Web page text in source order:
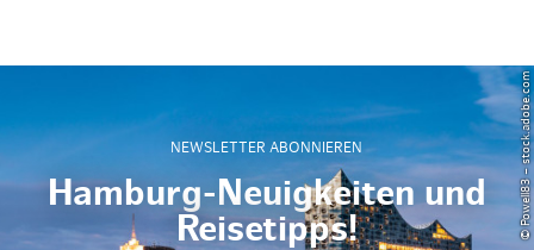
NEWSLETTER ABONNIEREN
Hamburg-Neuigkeiten und
Reisetipps!
© Powell83 – stock.adobe.com